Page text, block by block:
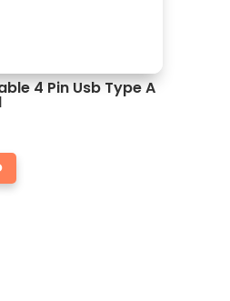
4 Pin Usb Type A